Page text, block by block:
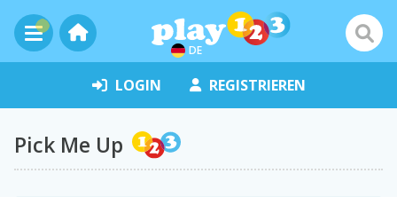
DE
LOGIN REGISTRIEREN
Pick Me Up